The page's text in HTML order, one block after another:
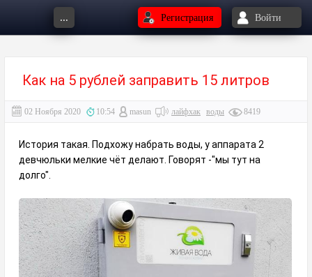
... Регистрация Войти
Как на 5 рублей заправить 15 литров
02 Ноября 2020 10:54 masun лайфхак воды 8419
История такая. Подхожу набрать воды, у аппарата 2
девчюльки мелкие чёт делают. Говорят -"мы тут на
долго".